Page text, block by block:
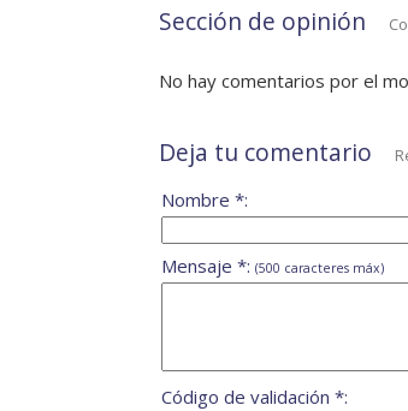
Sección de opinión
No hay comentarios por el
Deja tu comentario
Nombre *:
Mensaje *: (500 caracteres máx)
Código de validación *: